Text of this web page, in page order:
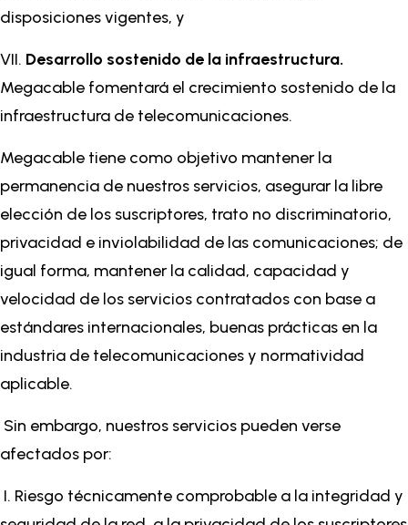
disposiciones vigentes, y
VII. Desarrollo sostenido de la infraestructura.
Megacable fomentará el crecimiento sostenido de la
infraestructura de telecomunicaciones.
Megacable tiene como objetivo mantener la
permanencia de nuestros servicios, asegurar la libre
elección de los suscriptores, trato no discriminatorio,
privacidad e inviolabilidad de las comunicaciones; de
igual forma, mantener la calidad, capacidad y
velocidad de los servicios contratados con base a
estándares internacionales, buenas prácticas en la
industria de telecomunicaciones y normatividad
aplicable.
Sin embargo, nuestros servicios pueden verse
afectados por:
I. Riesgo técnicamente comprobable a la integridad y